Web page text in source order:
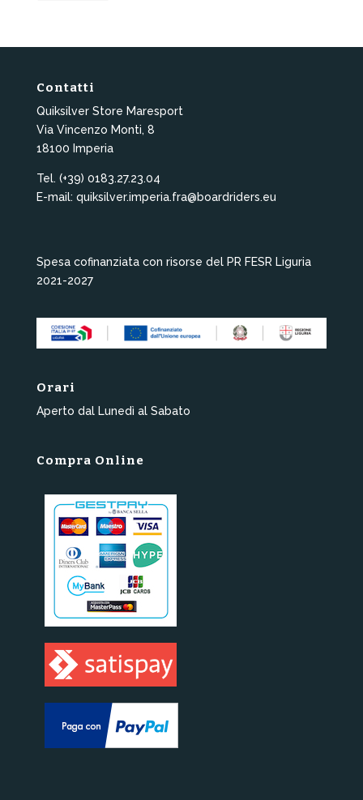
Contatti
Quiksilver Store Maresport
Via Vincenzo Monti, 8
18100 Imperia
Tel. (+39) 0183.27.23.04
E-mail: quiksilver.imperia.fra@boardriders.eu
Spesa cofinanziata con risorse del PR FESR Liguria
2021-2027
Orari
Aperto dal Lunedì al Sabato
Compra Online